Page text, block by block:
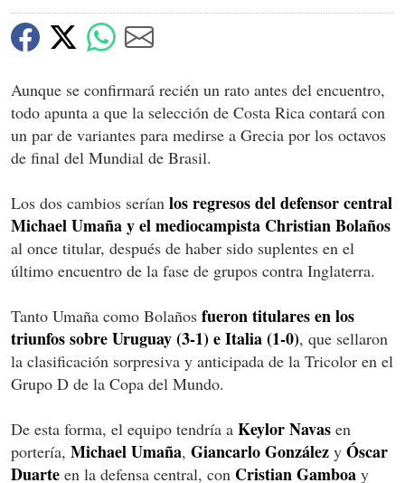
Aunque se confirmará recién un rato antes del encuentro,
todo apunta a que la selección de Costa Rica contará con
un par de variantes para medirse a Grecia por los octavos
de final del Mundial de Brasil.
Los dos cambios serían los regresos del defensor central
Michael Umaña y el mediocampista Christian Bolaños
al once titular, después de haber sido suplentes en el
último encuentro de la fase de grupos contra Inglaterra.
Tanto Umaña como Bolaños fueron titulares en los
triunfos sobre Uruguay (3-1) e Italia (1-0), que sellaron
la clasificación sorpresiva y anticipada de la Tricolor en el
Grupo D de la Copa del Mundo.
De esta forma, el equipo tendría a Keylor Navas en
portería, Michael Umaña, Giancarlo González y Óscar
Duarte en la defensa central, con Cristian Gamboa y